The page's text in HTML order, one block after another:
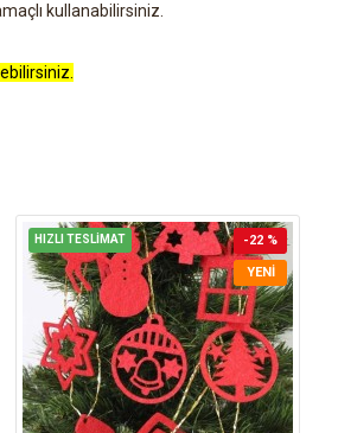
kullanabilirsiniz.
HIZLI TESLİMAT
YENI
-22 %